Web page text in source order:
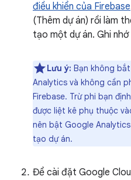
điều khiển của Firebase
(Thêm dự án) rồi làm
tạo một dự án. Ghi
Lưu ý: Bạn không
Analytics và không cần
Firebase. Trừ phi bạn
được liệt kê phụ thuộc
nên bật Google
tạo dự án.
Để cài đặt Google